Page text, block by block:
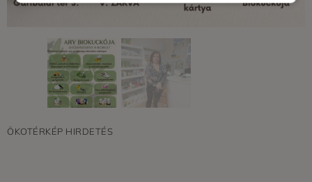
ÖKOTÉRKÉP HIRDETÉS